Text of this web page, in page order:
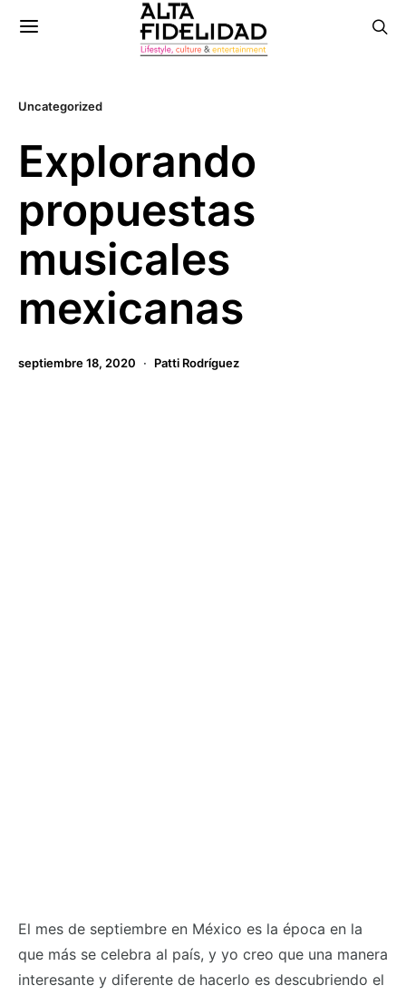
Uncategorized
Explorando
propuestas
musicales
mexicanas
septiembre 18, 2020 Patti Rodríguez
El mes de septiembre en México es la época en la
que más se celebra al país, y yo creo que una manera
interesante y diferente de hacerlo es descubriendo el